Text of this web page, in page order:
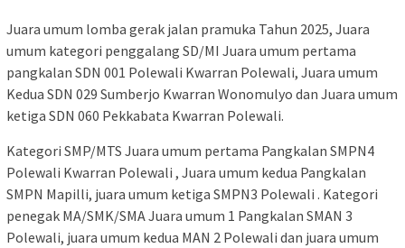
Juara umum lomba gerak jalan pramuka Tahun 2025, Juara
umum kategori penggalang SD/MI Juara umum pertama
pangkalan SDN 001 Polewali Kwarran Polewali, Juara umum
Kedua SDN 029 Sumberjo Kwarran Wonomulyo dan Juara umum
ketiga SDN 060 Pekkabata Kwarran Polewali.
Kategori SMP/MTS Juara umum pertama Pangkalan SMPN4
Polewali Kwarran Polewali , Juara umum kedua Pangkalan
SMPN Mapilli, juara umum ketiga SMPN3 Polewali . Kategori
penegak MA/SMK/SMA Juara umum 1 Pangkalan SMAN 3
Polewali, juara umum kedua MAN 2 Polewali dan juara umum